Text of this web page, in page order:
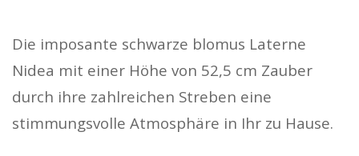
Die imposante schwarze blomus Laterne
Nidea mit einer Höhe von 52,5 cm Zauber
durch ihre zahlreichen Streben eine
stimmungsvolle Atmosphäre in Ihr zu Hause.